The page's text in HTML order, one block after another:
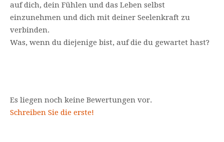
auf dich, dein Fühlen und das Leben selbst
einzunehmen und dich mit deiner Seelenkraft zu
verbinden.
Was, wenn du diejenige bist, auf die du gewartet hast?
Es liegen noch keine Bewertungen vor.
Schreiben Sie die erste!